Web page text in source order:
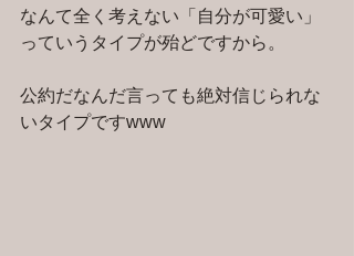
なんて全く考えない「自分が可愛い」
っていうタイプが殆どですから。
公約だなんだ言っても絶対信じられな
いタイプですwww